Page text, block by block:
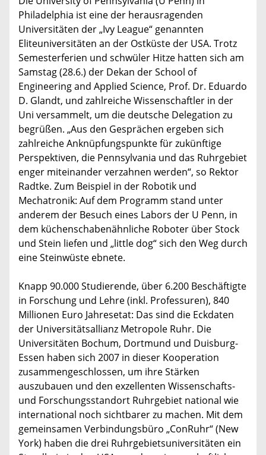
Philadelphia ist eine der herausragenden
Universitäten der „Ivy League“ genannten
Eliteuniversitäten an der Ostküste der USA. Trotz
Semesterferien und schwüler Hitze hatten sich am
Samstag (28.6.) der Dekan der School of
Engineering and Applied Science, Prof. Dr. Eduardo
D. Glandt, und zahlreiche Wissenschaftler in der
Uni versammelt, um die deutsche Delegation zu
begrüßen. „Aus den Gesprächen ergeben sich
zahlreiche Anknüpfungspunkte für zukünftige
Perspektiven, die Pennsylvania und das Ruhrgebiet
enger miteinander verzahnen werden“, so Rektor
Radtke. Zum Beispiel in der Robotik und
Mechatronik: Auf dem Programm stand unter
anderem der Besuch eines Labors der U Penn, in
dem küchenschabenähnliche Roboter über Stock
und Stein liefen und „little dog“ sich den Weg durch
eine Steinwüste ebnete.
Knapp 90.000 Studierende, über 6.200 Beschäftigte
in Forschung und Lehre (inkl. Professuren), 840
Millionen Euro Jahresetat: Das sind die Eckdaten
der Universitätsallianz Metropole Ruhr. Die
Universitäten Bochum, Dortmund und Duisburg-
Essen haben sich 2007 in dieser Kooperation
zusammengeschlossen, um ihre Stärken
auszubauen und den exzellenten Wissenschafts-
und Forschungsstandort Ruhrgebiet national wie
international noch sichtbarer zu machen. Mit dem
gemeinsamen Verbindungsbüro „ConRuhr“ (New
York) haben die drei Ruhrgebietsuniversitäten ein